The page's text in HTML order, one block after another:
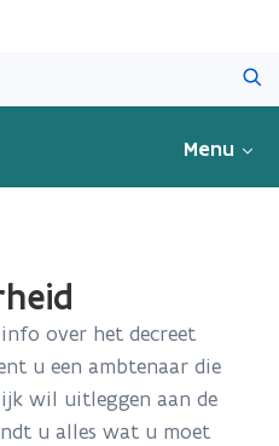
Menu
over het decreet
u een ambtenaar die
wil uitleggen aan de
u alles wat u moet